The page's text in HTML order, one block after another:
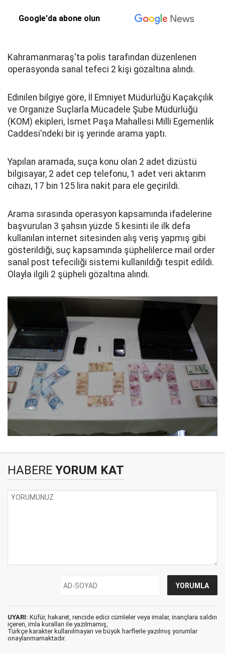
Google'da abone olun
Kahramanmaraş'ta polis tarafından düzenlenen
operasyonda sanal tefeci 2 kişi gözaltına alındı.
Edinilen bilgiye göre, İl Emniyet Müdürlüğü Kaçakçılık
ve Organize Suçlarla Mücadele Şube Müdürlüğü
(KOM) ekipleri, İsmet Paşa Mahallesi Milli Egemenlik
Caddesi'ndeki bir iş yerinde arama yaptı.
Yapılan aramada, suça konu olan 2 adet dizüstü
bilgisayar, 2 adet cep telefonu, 1 adet veri aktarım
cihazı, 17 bin 125 lira nakit para ele geçirildi.
Arama sırasında operasyon kapsamında ifadelerine
başvurulan 3 şahsın yüzde 5 kesinti ile ilk defa
kullanılan internet sitesinden alış veriş yapmış gibi
gösterildiği, suç kapsamında şüphelilerce mail order
sanal post tefeciliği sistemi kullanıldığı tespit edildi.
Olayla ilgili 2 şüpheli gözaltına alındı.
HABERE YORUM KAT
UYARI: Küfür, hakaret, rencide edici cümleler veya imalar, inançlara saldırı
içeren, imla kuralları ile yazılmamış,
Türkçe karakter kullanılmayan ve büyük harflerle yazılmış yorumlar
onaylanmamaktadır.